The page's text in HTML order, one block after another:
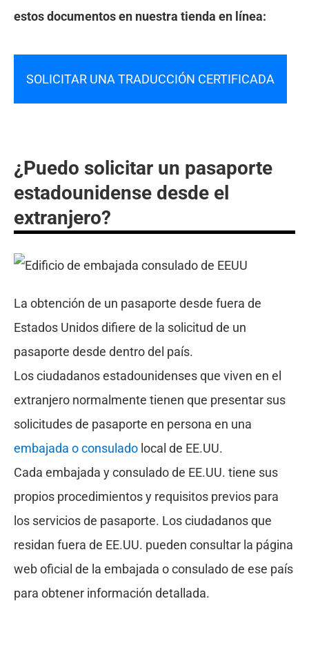
estos documentos en nuestra tienda en línea:
SOLICITAR UNA TRADUCCIÓN CERTIFICADA
¿Puedo solicitar un pasaporte
estadounidense desde el
extranjero?
La obtención de un pasaporte desde fuera de
Estados Unidos difiere de la solicitud de un
pasaporte desde dentro del país.
Los ciudadanos estadounidenses que viven en el
extranjero normalmente tienen que presentar sus
solicitudes de pasaporte en persona en una
embajada o consulado local de EE.UU.
Cada embajada y consulado de EE.UU. tiene sus
propios procedimientos y requisitos previos para
los servicios de pasaporte. Los ciudadanos que
residan fuera de EE.UU. pueden consultar la página
web oficial de la embajada o consulado de ese país
para obtener información detallada.